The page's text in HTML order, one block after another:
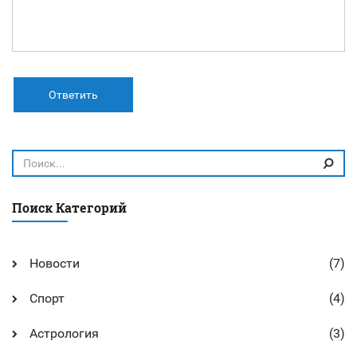
Ответить
Поиск Категорий
Новости (7)
Спорт (4)
Астрология (3)